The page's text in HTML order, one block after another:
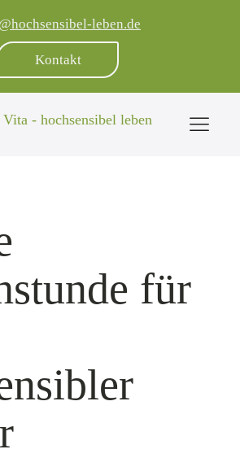
leben.de
Kontakt
für